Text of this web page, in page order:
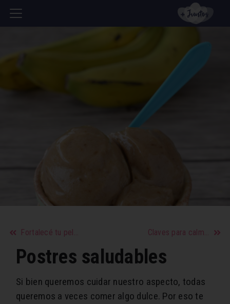
Fortalecé tu pelo con aceite de ricino Claves para calmar un berrinche infantil
Postres saludables
Si bien queremos cuidar nuestro aspecto, todas
queremos a veces comer algo dulce. Por eso te